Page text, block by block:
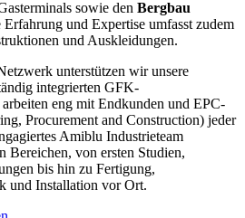
sowie den Bergbau
und Expertise umfasst zudem
und Auskleidungen.
unterstützen wir unsere
integrierten GFK-
eng mit Endkunden und EPC-
Procurement and Construction) jeder
Amiblu Industrieteam
Bereichen, von ersten Studien,
bis hin zu Fertigung,
und Installation vor Ort.